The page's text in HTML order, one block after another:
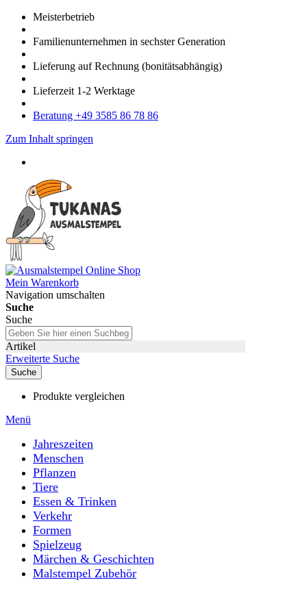
Meister­betrieb
Familien­unter­nehmen in sechster Gene­ration
Lieferung auf Rech­nung (bonitätsabhängig)
Liefer­zeit 1-2 Werk­tage
Bera­tung +49 3585 86 78 86
Zum Inhalt springen
Mein Warenkorb
Navigation umschalten
Suche
Suche
Artikel
Erweiterte Suche
Suche
Produkte vergleichen
Menü
Jahreszeiten
Menschen
Pflanzen
Tiere
Essen & Trinken
Verkehr
Formen
Spielzeug
Märchen & Geschichten
Malstempel Zubehör